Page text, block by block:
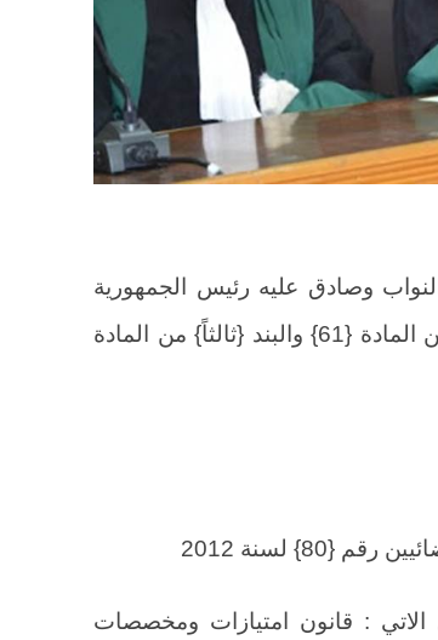
وصادق عليه رئيس الجمهورية
واستناداً لأحكام البند {ثانياً} من المادة {60} {أولاً} من المادة {61} والبند {ثالثاً} من المادة
لسنة 2012
الاتي : قانون امتيازات ومخصصات